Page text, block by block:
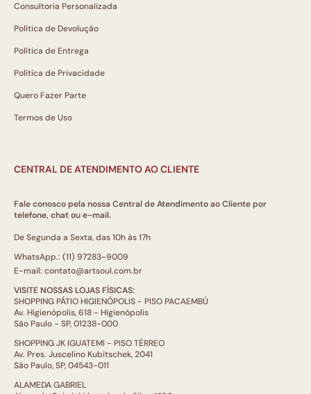
Consultoria Personalizada
Política de Devolução
Política de Entrega
Política de Privacidade
Quero Fazer Parte
Termos de Uso
CENTRAL DE ATENDIMENTO AO CLIENTE
Fale conosco pela nossa Central de Atendimento ao Cliente por
telefone, chat ou e-mail.
De Segunda a Sexta, das 10h às 17h
WhatsApp.: (11) 97283-9009
E-mail: contato@artsoul.com.br
VISITE NOSSAS LOJAS FÍSICAS:
SHOPPING PÁTIO HIGIENÓPOLIS - PISO PACAEMBÚ
Av. Higienópolis, 618 - Higienópolis
São Paulo - SP, 01238-000
SHOPPING JK IGUATEMI - PISO TÉRREO
Av. Pres. Juscelino Kubitschek, 2041
São Paulo, SP, 04543-011
ALAMEDA GABRIEL